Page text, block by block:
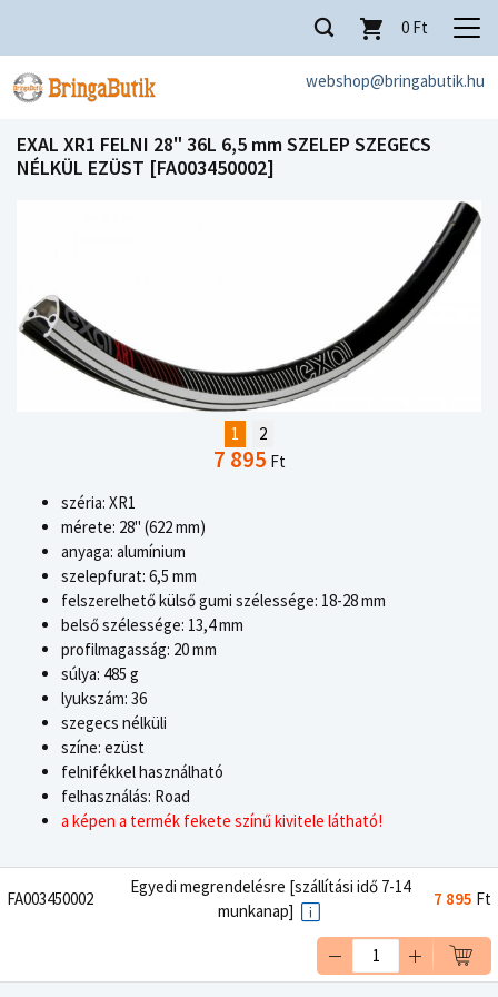
webshop@bringabutik.hu
0 Ft
EXAL XR1 FELNI 28" 36L 6,5 mm SZELEP SZEGECS
NÉLKÜL EZÜST [FA003450002]
1 2
7 895 Ft
széria: XR1
mérete: 28" (622 mm)
anyaga: alumínium
szelepfurat: 6,5 mm
felszerelhető külső gumi szélessége: 18-28 mm
belső szélessége: 13,4 mm
profilmagasság: 20 mm
súlya: 485 g
lyukszám: 36
szegecs nélküli
színe: ezüst
felnifékkel használható
felhasználás: Road
a képen a termék fekete színű kivitele látható!
FA003450002
Egyedi megrendelésre [szállítási idő 7-14
munkanap]
7 895 Ft